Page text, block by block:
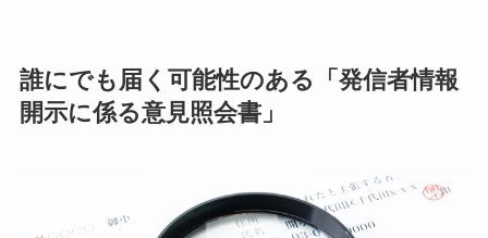
誰にでも届く可能性のある「発信者情報
開示に係る意見照会書」